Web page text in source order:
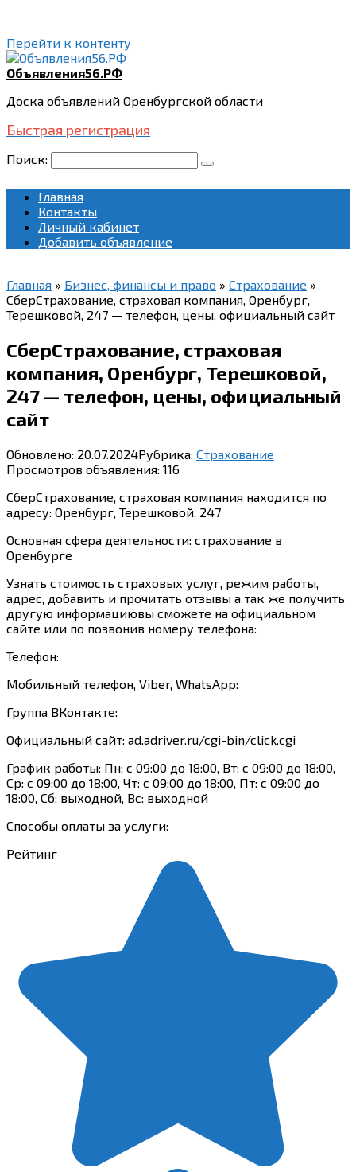
Перейти к контенту
Объявления56.РФ
Доска объявлений Оренбургской области
Быстрая регистрация
Поиск:
Главная
Контакты
Личный кабинет
Добавить объявление
Главная » Бизнес, финансы и право » Страхование »
СберСтрахование, страховая компания, Оренбург,
Терешковой, 247 — телефон, цены, официальный сайт
СберСтрахование, страховая
компания, Оренбург, Терешковой,
247 — телефон, цены, официальный
сайт
Обновлено: 20.07.2024Рубрика: Страхование
Просмотров объявления: 116
СберСтрахование, страховая компания находится по
адресу: Оренбург, Терешковой, 247
Основная сфера деятельности: страхование в
Оренбурге
Узнать стоимость страховых услуг, режим работы,
адрес, добавить и прочитать отзывы а так же получить
другую информациювы сможете на официальном
сайте или по позвонив номеру телефона:
Телефон:
Мобильный телефон, Viber, WhatsApp:
Группа ВКонтакте:
Официальный сайт: ad.adriver.ru/cgi-bin/click.cgi
График работы: Пн: с 09:00 до 18:00, Вт: с 09:00 до 18:00,
Ср: с 09:00 до 18:00, Чт: с 09:00 до 18:00, Пт: с 09:00 до
18:00, Сб: выходной, Вс: выходной
Способы оплаты за услуги:
Рейтинг